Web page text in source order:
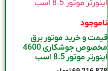
ناموجود
قیمت و خرید موتور برق
مخصوص جوشکاری 4600
اینورتر موتور 8.5 اسب